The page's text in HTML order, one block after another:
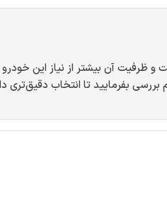
بفرمایید تا انتخاب دقیق‌تری